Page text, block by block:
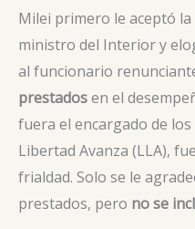
Milei primero le aceptó
ministro del Interior y
al funcionario
prestadosen el
fuera el encargado de
Libertad Avanza (LLA),
frialdad. Solo se le
prestados, pero no se